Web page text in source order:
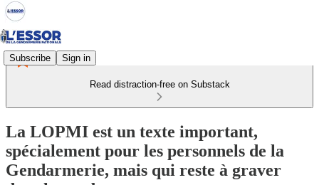
Subscribe Sign in
Read distraction-free on Substack
La LOPMI est un texte important,
spécialement pour les personnels de la
Gendarmerie, mais qui reste à graver